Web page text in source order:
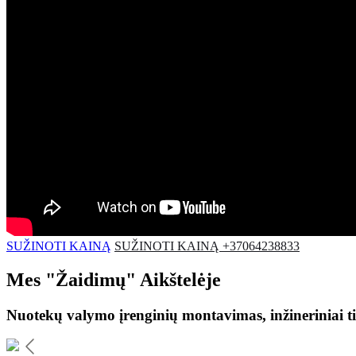
SUŽINOTI KAINĄ SUŽINOTI KAINĄ +37064238833
Mes "Žaidimų" Aikštelėje
Nuotekų valymo įrenginių montavimas, inžineriniai